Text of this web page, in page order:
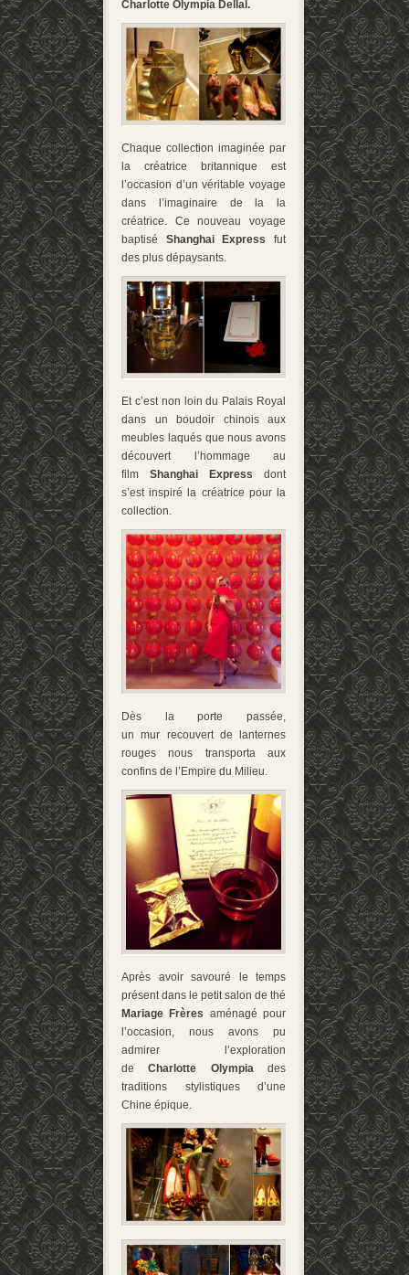
Charlotte Olympia Dellal.
Chaque collection imaginée par
la créatrice britannique est
l’occasion d’un véritable voyage
dans l’imaginaire de la la
créatrice. Ce nouveau voyage
baptisé Shanghai Express fut
des plus dépaysants.
Et c’est non loin du Palais Royal
dans un boudoir chinois aux
meubles laqués que nous avons
découvert l’hommage au
film Shanghai Express dont
s’est inspiré la créatrice pour la
collection.
Dès la porte passée,
un mur recouvert de lanternes
rouges nous transporta aux
confins de l’Empire du Milieu.
Après avoir savouré le temps
présent dans le petit salon de thé
Mariage Frères aménagé pour
l’occasion, nous avons pu
admirer l’exploration
deCharlotte Olympiades
traditions stylistiques d’une
Chine épique.